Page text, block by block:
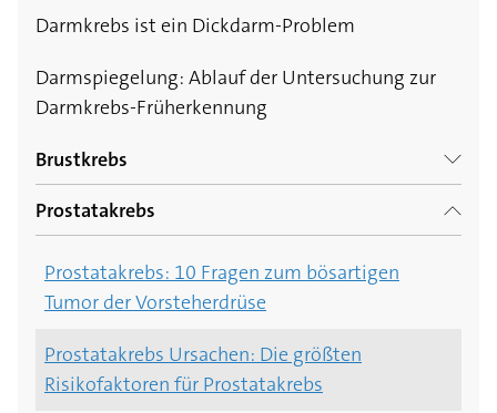
Darmkrebs ist ein Dickdarm-Problem
Darmspiegelung: Ablauf der Untersuchung zur
Darmkrebs-Früherkennung
Brustkrebs
Brustkrebs: 5 Fakten zum bösartigen Tumor in
Brustkrebs Ursachen: Die größten
Brustkrebs Symptome: 6 Anzeichen für
Prostatakrebs
Prostatakrebs: 10 Fragen zum bösartigen
Tumor der Vorsteherdrüse
Prostatakrebs Ursachen: Die größten
Risikofaktoren für Prostatakrebs